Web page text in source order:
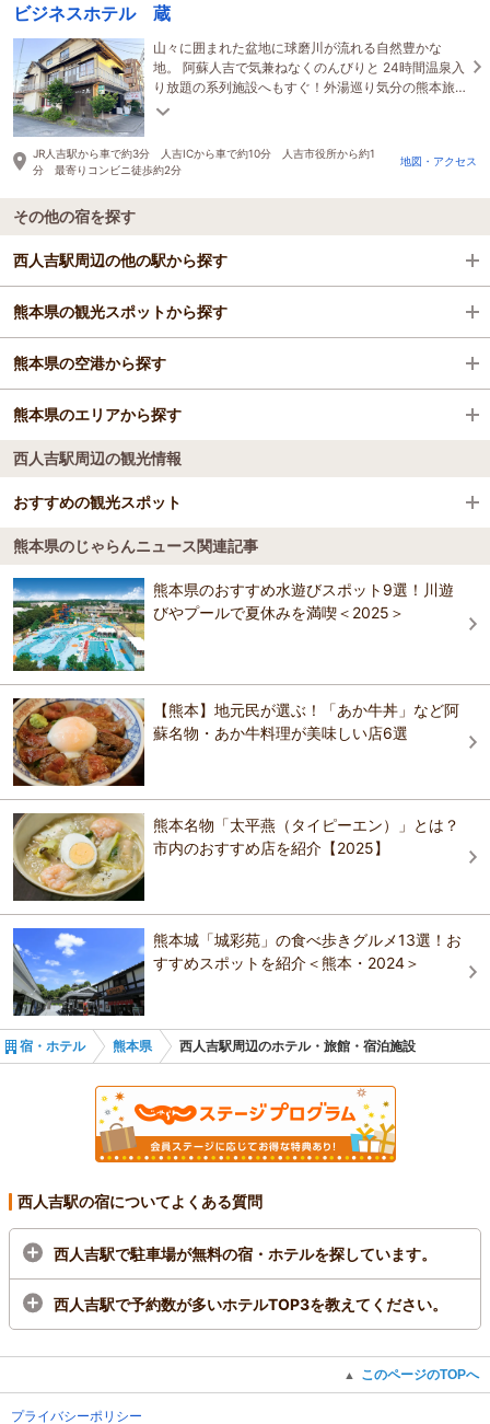
ビジネスホテル 蔵
山々に囲まれた盆地に球磨川が流れる自然豊かな
地。 阿蘇人吉で気兼ねなくのんびりと 24時間温泉入
り放題の系列施設へもすぐ！外湯巡り気分の熊本旅
を♪
JR人吉駅から車で約3分 人吉ICから車で約10分 人吉市役所から約1
分 最寄りコンビニ徒歩約2分
地図・アクセス
その他の宿を探す
西人吉駅周辺の他の駅から探す
人吉駅
湯前駅
熊本県の観光スポットから探す
熊本城
阿蘇カドリー・ドミニオン
大観峰
阿蘇神社
阿蘇ファームランド
阿蘇中岳火口（阿蘇山上）
鍋ヶ滝公園 ※ウェブからの事前予約制による入園となっ
ております。
菊池渓谷
草千里ケ浜
黒川温泉
熊本県の空港から探す
熊本空港（阿蘇くまもと空港）
天草飛行場
熊本県のエリアから探す
熊本
阿蘇
天草
八代・水俣・湯の児
人吉・球磨
玉名・山鹿・菊池
黒川・杖立・わいた
西人吉駅周辺の観光情報
おすすめの観光スポット
にしきブルーベリー園
5.0
ちっちゃいブルーベリー観光農園です 22種類、約２００本をポットで
育てています 早生・晩生の品種により6月から7月にかけブルーベリー
狩りが楽しめます！ 雨の日でも濡れないよう雨除けを設置、足元もシ
ートを張っており軽装でもOKです！！ ※無農薬栽培のため、あおむし
やクモがたまにいます（汗）
おすすめの観光スポットガイドを見る
熊本県のじゃらんニュース関連記事
熊本県のおすすめ水遊びスポット9選！川遊
びやプールで夏休みを満喫＜2025＞
【熊本】地元民が選ぶ！「あか牛丼」など阿
蘇名物・あか牛料理が美味しい店6選
熊本名物「太平燕（タイピーエン）」とは？
市内のおすすめ店を紹介【2025】
熊本城「城彩苑」の食べ歩きグルメ13選！お
すすめスポットを紹介＜熊本・2024＞
宿・ホテル 熊本県 西人吉駅周辺のホテル・旅館・宿泊施設
西人吉駅の宿についてよくある質問
西人吉駅で駐車場が無料の宿・ホテルを探しています。
西人吉駅で予約数が多いホテルTOP3を教えてください。
▲ このページのTOPへ
プライバシーポリシー